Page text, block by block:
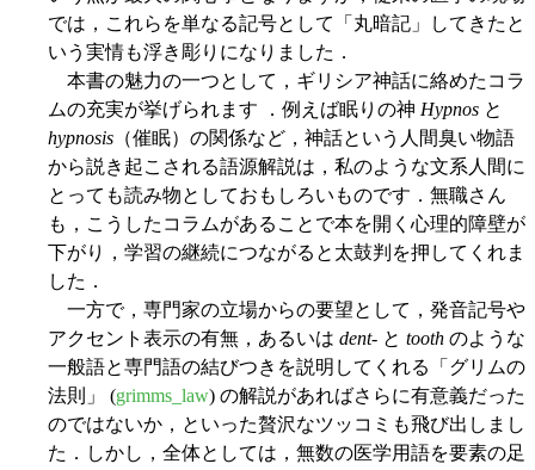
では，これらを単なる記号として「丸暗記」してきたと
いう実情も浮き彫りになりました．
本書の魅力の一つとして，ギリシア神話に絡めたコラ
ムの充実が挙げられます ．例えば眠りの神 Hypnos と
hypnosis （催眠）の関係など，神話という人間臭い物語
から説き起こされる語源解説は，私のような文系人間に
とっても読み物としておもしろいものです．無職さん
も，こうしたコラムがあることで本を開く心理的障壁が
下がり，学習の継続につながると太鼓判を押してくれま
した．
一方で，専門家の立場からの要望として，発音記号や
アクセント表示の有無，あるいは dent- と tooth のような
一般語と専門語の結びつきを説明してくれる「グリムの
法則」 (grimms_law) の解説があればさらに有意義だった
のではないか，といった贅沢なツッコミも飛び出しまし
た．しかし，全体としては，無数の医学用語を要素の足